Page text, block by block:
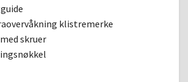
klistremerke
skruer